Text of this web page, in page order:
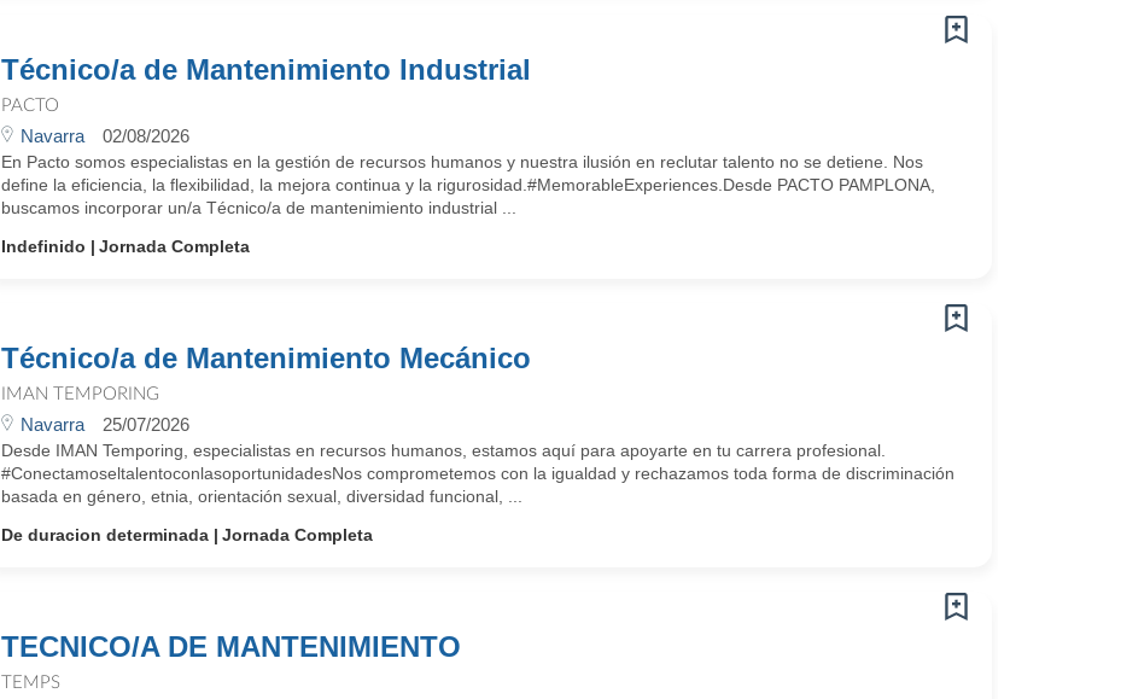
Técnico/a de Mantenimiento Industrial
PACTO
Navarra 02/08/2026
En Pacto somos especialistas en la gestión de recursos humanos y nuestra ilusión en reclutar talento no se detiene. Nos
define la eficiencia, la flexibilidad, la mejora continua y la rigurosidad.#MemorableExperiences.Desde PACTO PAMPLONA,
buscamos incorporar un/a Técnico/a de mantenimiento industrial ...
Indefinido
Jornada Completa
Técnico/a de Mantenimiento Mecánico
IMAN TEMPORING
Navarra 25/07/2026
Desde IMAN Temporing, especialistas en recursos humanos, estamos aquí para apoyarte en tu carrera profesional.
#ConectamoseltalentoconlasoportunidadesNos comprometemos con la igualdad y rechazamos toda forma de discriminación
basada en género, etnia, orientación sexual, diversidad funcional, ...
De duracion determinada
Jornada Completa
TECNICO/A DE MANTENIMIENTO
TEMPS